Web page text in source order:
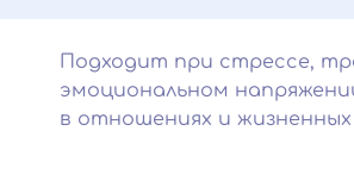
Подходит при стрессе,
эмоциональном
в отношениях и жизненных